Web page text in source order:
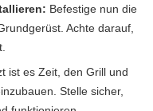
Befestige nun die
Achte darauf,
ist es Zeit, den Grill und
Stelle sicher,